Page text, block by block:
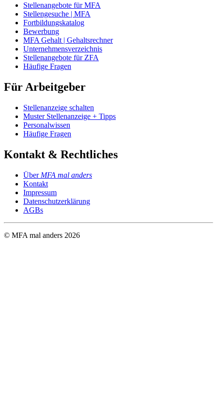
Stellenangebote für MFA
Stellengesuche | MFA
Fortbildungskatalog
Bewerbung
MFA Gehalt | Gehaltsrechner
Unternehmensverzeichnis
Stellenangebote für ZFA
Häufige Fragen
Für Arbeitgeber
Stellenanzeige schalten
Muster Stellenanzeige + Tipps
Personalwissen
Häufige Fragen
Kontakt & Rechtliches
Über MFA mal anders
Kontakt
Impressum
Datenschutzerklärung
AGBs
© MFA mal anders 2026